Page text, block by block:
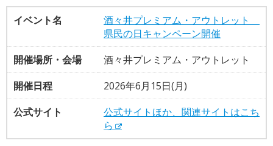
イベント名
酒々井プレミアム・アウトレット
県民の日キャンペーン開催
開催場所・会場
酒々井プレミアム・アウトレット
開催日程
2026年6月15日(月)
公式サイト
公式サイトほか、関連サイトはこち
ら